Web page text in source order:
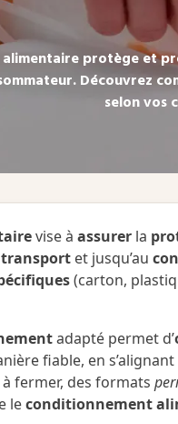
protège et
Découvrez
selon vos
vise à assurer la
transport et jusqu’au
(carton,
adapté permet d’
fiable, en
à fermer, des formats
leconditionnement